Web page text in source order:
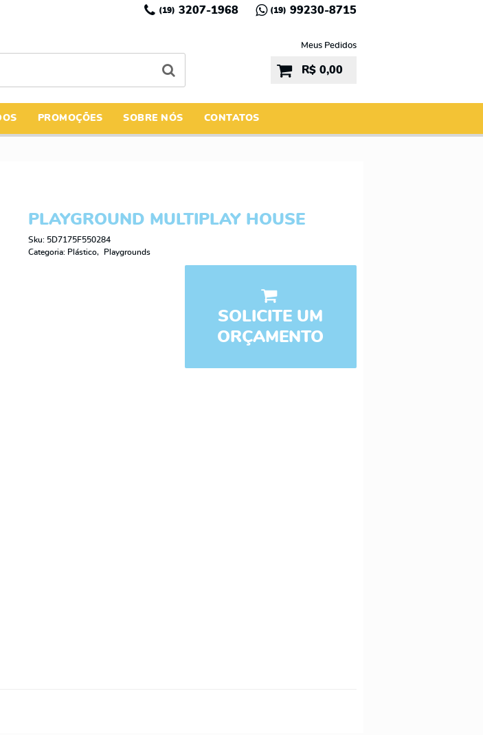
(19) 3207-1968 (19) 99230-8715
Meus Pedidos
R$ 0,00
PROMOÇÕES SOBRE NÓS CONTATOS
PLAYGROUND MULTIPLAY HOUSE
Sku: 5D7175F550284
Categoria: Plástico Playgrounds
SOLICITE UM
ORÇAMENTO